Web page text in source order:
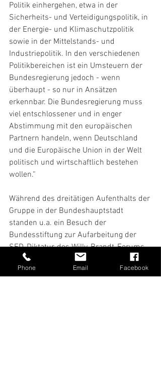
Politik einhergehen, etwa in der
Sicherheits- und Verteidigungspolitik, in
der Energie- und Klimaschutzpolitik
sowie in der Mittelstands- und
Industriepolitik. In den verschiedenen
Politikbereichen ist ein Umsteuern der
Bundesregierung jedoch - wenn
überhaupt - so nur in Ansätzen
erkennbar. Die Bundesregierung muss
viel entschlossener und in enger
Abstimmung mit den europäischen
Partnern handeln, wenn Deutschland
und die Europäische Union in der Welt
politisch und wirtschaftlich bestehen
wollen.“
Während des dreitätigen Aufenthalts der
Gruppe in der Bundeshauptstadt
standen u.a. ein Besuch der
Bundesstiftung zur Aufarbeitung der
SED-Diktatur, des Willy-Brandt-Forums
und des Bundesministeriums für Arbeit
und Soziales auf dem Programm.
Phone Email Facebook